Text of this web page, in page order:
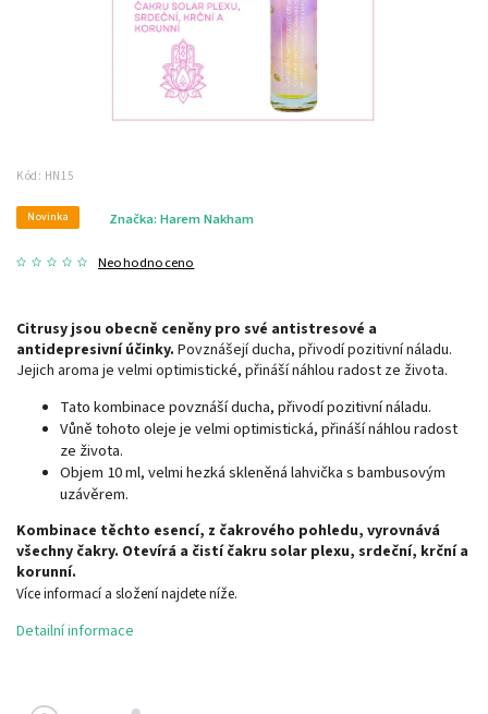
Kód: HN15
Novinka
Neohodnoceno
Značka: Harem Nakham
Citrusy jsou obecně ceněny pro své antistresové a
antidepresivní účinky. Povznášejí ducha, přivodí pozitivní náladu.
Jejich aroma je velmi optimistické, přináší náhlou radost ze života.
Tato kombinace povznáší ducha, přivodí pozitivní náladu.
Vůně tohoto oleje je velmi optimistická, přináší náhlou radost
ze života.
Objem 10 ml, velmi hezká skleněná lahvička s bambusovým
uzávěrem.
Kombinace těchto esencí, z čakrového pohledu, vyrovnává
všechny čakry. Otevírá a čistí čakru solar plexu, srdeční, krční a
korunní.
Více informací a složení najdete níže.
Detailní informace